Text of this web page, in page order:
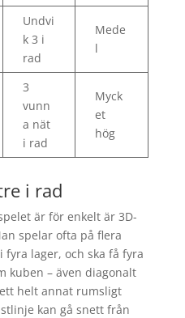
Undvi
k 3 i
rad
Mede
l
3
vunn
a nät
i rad
Myck
et
hög
i rad
är för enkelt är 3D-
spelar ofta på flera
lager, och ska få fyra
kuben – även diagonalt
helt annat rumsligt
kan gå snett från